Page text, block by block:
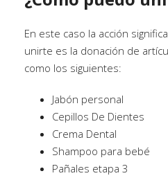
En este caso la acción
unirte es la donación de
como los siguientes:
Jabón personal
Cepillos De Dientes
Crema Dental
Shampoo para bebé
Pañales etapa 3